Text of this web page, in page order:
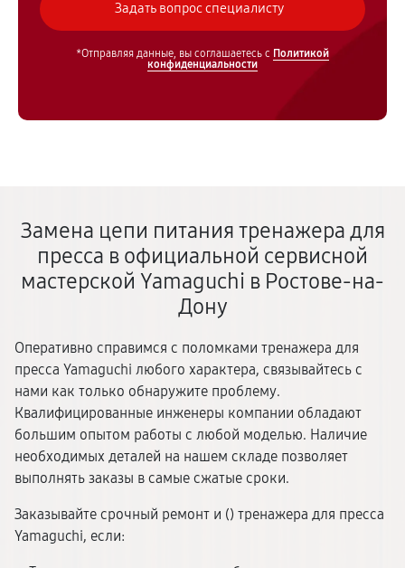
*Отправляя данные, вы соглашаетесь с Политикой
конфиденциальности
Замена цепи питания тренажера для
пресса в официальной сервисной
мастерской Yamaguchi в Ростове-на-
Дону
Оперативно справимся с поломками тренажера для
пресса Yamaguchi любого характера, связывайтесь с
нами как только обнаружите проблему.
Квалифицированные инженеры компании обладают
большим опытом работы с любой моделью. Наличие
необходимых деталей на нашем складе позволяет
выполнять заказы в самые сжатые сроки.
Заказывайте срочный ремонт и () тренажера для пресса
Yamaguchi, если: